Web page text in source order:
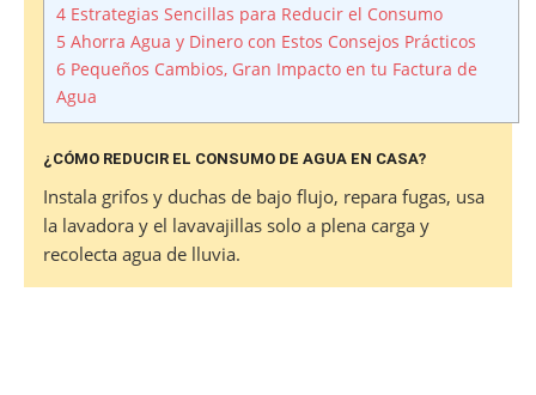
4 Estrategias Sencillas para Reducir el Consumo
5 Ahorra Agua y Dinero con Estos Consejos Prácticos
6 Pequeños Cambios, Gran Impacto en tu Factura de
Agua
¿CÓMO REDUCIR EL CONSUMO DE AGUA EN CASA?
Instala grifos y duchas de bajo flujo, repara fugas, usa
la lavadora y el lavavajillas solo a plena carga y
recolecta agua de lluvia.